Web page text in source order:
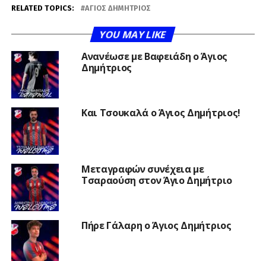
RELATED TOPICS: ΆΓΙΟΣ ΔΗΜΉΤΡΙΟΣ
YOU MAY LIKE
Ανανέωσε με Βαφειάδη ο Άγιος
Δημήτριος
Και Τσουκαλά ο Άγιος Δημήτριος!
Μεταγραφών συνέχεια με
Τσαραούση στον Άγιο Δημήτριο
Πήρε Γάλαρη ο Άγιος Δημήτριος